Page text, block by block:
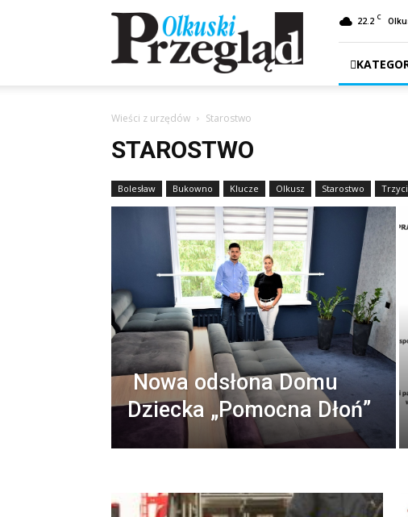
Przegląd
Olkuski
22.2 C
Wieści z urzędów Starostwo
STAROSTWO
Bolesław Bukowno Klucze Olkusz Starostwo
Nowa odsłona Domu
Dziecka „Pomocna Dłoń”